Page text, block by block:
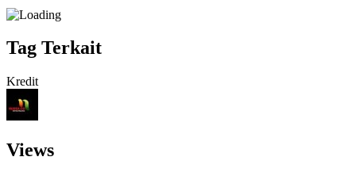
Tag Terkait
Kredit
Views